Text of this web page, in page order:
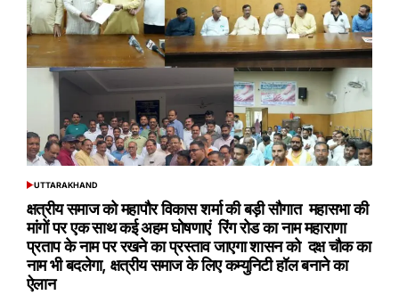
POSTED
UTTARAKHAND
क्षत्रीय समाज को महापौर विकास शर्मा की बड़ी सौगात महासभा की
मांगों पर एक साथ कई अहम घोषणाएं रिंग रोड का नाम महाराणा
प्रताप के नाम पर रखने का प्रस्ताव जाएगा शासन को दक्ष चौक का
नाम भी बदलेगा, क्षत्रीय समाज के लिए कम्युनिटी हॉल बनाने का
ऐलान